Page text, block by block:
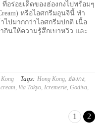
อร่อยเด็ดของฮ่องกงไปพร้อมๆ
หรือไอศกรีมอุนจินี้ ทำ
ปมากกว่าไอศกรีมปกติ เนื้อ
กินให้ความรู้สึกเบาหวิว และ
Tags: Hong Kong, ฮ่องกง,
, Via Tokyo,Icremerie,Godiva,
1 2